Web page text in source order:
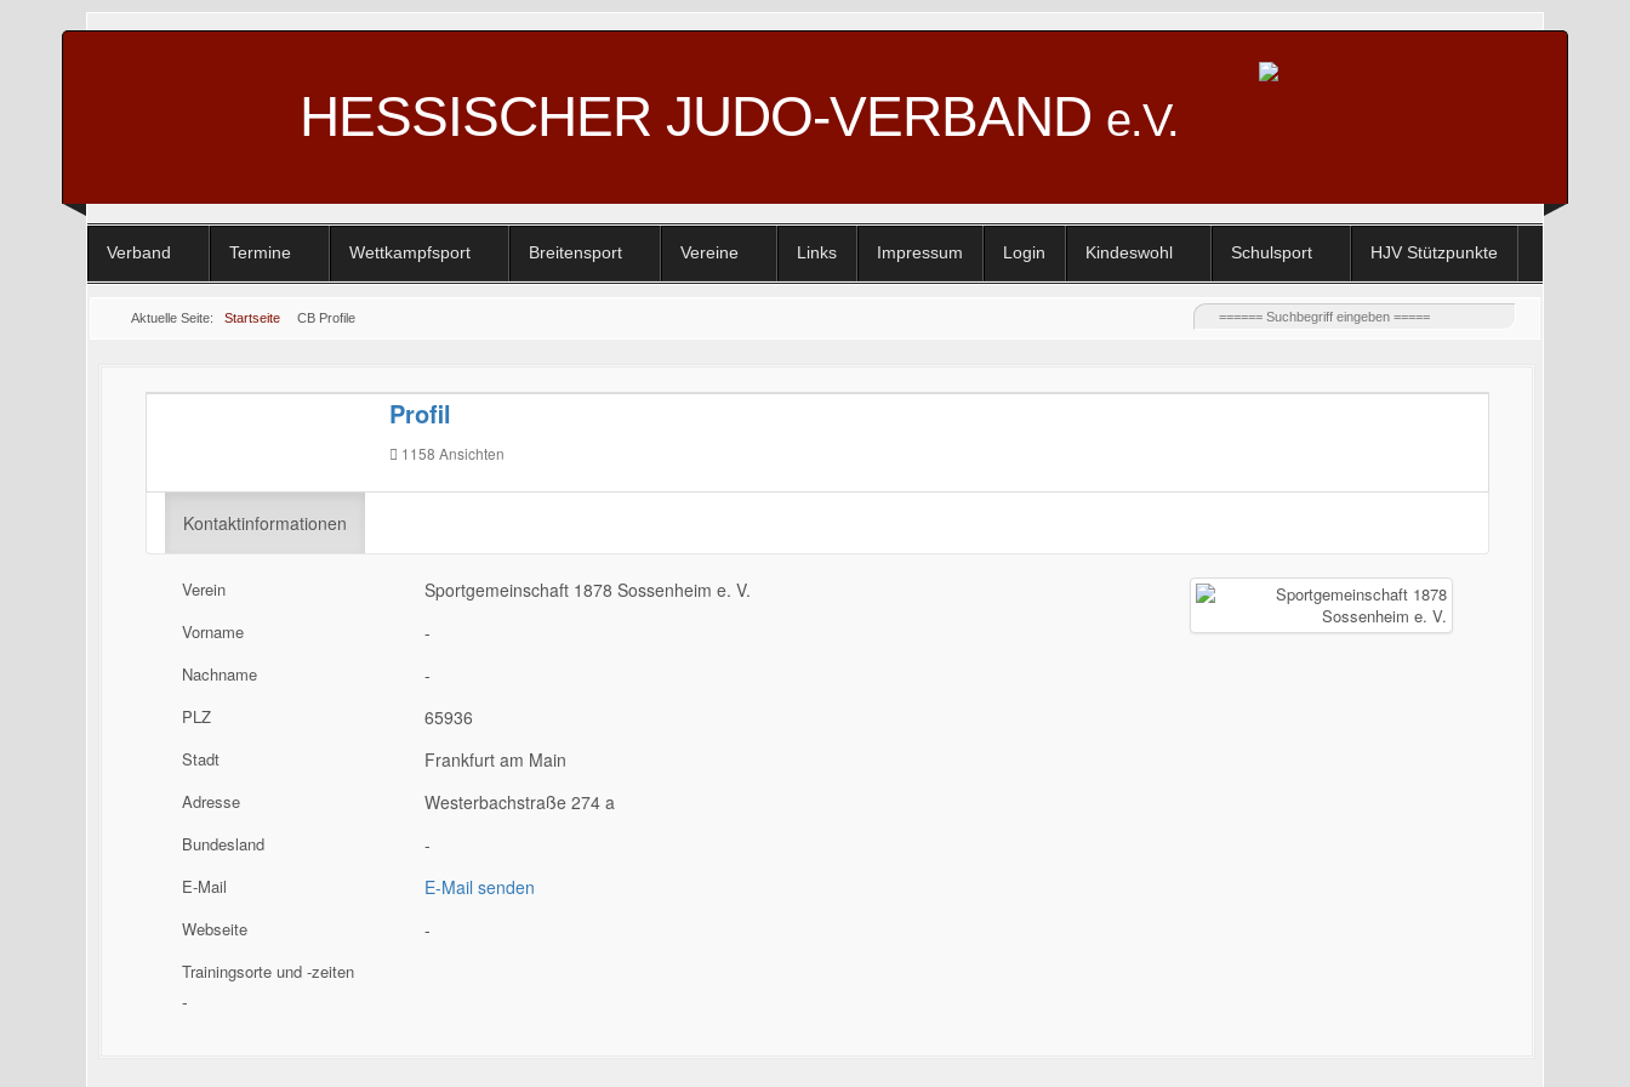
HESSISCHER JUDO-VERBAND e.V.
Verband Termine Wettkampfsport Breitensport Vereine Links Impressum Login Kindeswohl Schulsport HJV Stützpunkte
Aktuelle Seite:Startseite CB Profile
Profil
Ansichten
1158
Kontaktinformationen
Verein Sportgemeinschaft 1878 Sossenheim e. V.
Vorname -
Nachname -
PLZ 65936
Stadt Frankfurt am Main
Adresse Westerbachstraße 274 a
Bundesland -
E-Mail E-Mail senden
Webseite -
Trainingsorte und -zeiten
-